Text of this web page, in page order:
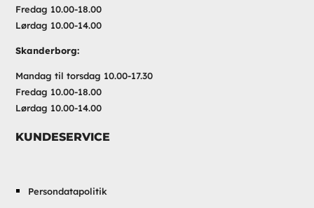
Fredag 10.00-18.00
Lørdag 10.00-14.00
Skanderborg:
Mandag til torsdag 10.00-17.30
Fredag 10.00-18.00
Lørdag 10.00-14.00
KUNDESERVICE
Persondatapolitik